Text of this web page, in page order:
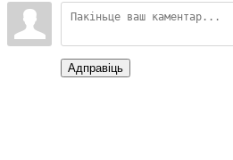
Адправіць